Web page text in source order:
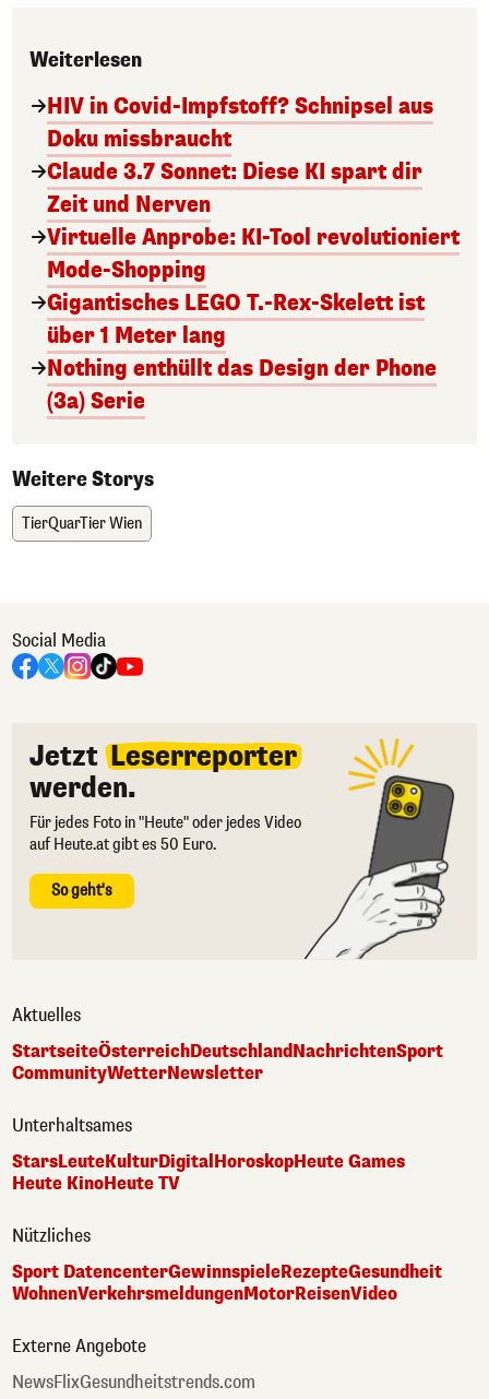
Weiterlesen
HIV in Covid-Impfstoff? Schnipsel aus
Doku missbraucht
Claude 3.7 Sonnet: Diese KI spart dir
Zeit und Nerven
Virtuelle Anprobe: KI-Tool revolutioniert
Mode-Shopping
Gigantisches LEGO T.-Rex-Skelett ist
über 1 Meter lang
Nothing enthüllt das Design der Phone
(3a) Serie
Weitere Storys
TierQuarTier Wien
Social Media
Jetzt Leserreporter
werden.
Für jedes Foto in "Heute" oder jedes Video
auf Heute.at gibt es 50 Euro.
So geht's
Aktuelles
StartseiteÖsterreichDeutschlandNachrichtenSport
CommunityWetterNewsletter
Unterhaltsames
StarsLeuteKulturDigital HoroskopHeute Games
Heute KinoHeute TV
Nützliches
Sport DatencenterGewinnspieleRezepteGesundheit
WohnenVerkehrsmeldungenMotorReisenVideo
Externe Angebote
NewsFlixGesundheitstrends.com